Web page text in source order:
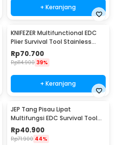
+ Keranjang
KNIFEZER Multifunctional EDC
Plier Survival Tool Stainless
Steel - MPA21
Rp70.700
Rp114.900 39%
+ Keranjang
JEP Tang Pisau Lipat
Multifungsi EDC Survival Tool
Stainless Steel - MPA13
Rp40.900
Rp71.900 44%